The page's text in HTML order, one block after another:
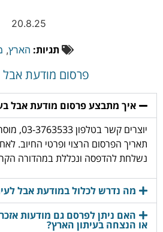
20.8.25
תגיות: הארץ,
פרסום מודעת
איך מתבצע פרסום מודעת אבל
יוצרים
תאריך הפרסום הרצוי ופרטי החיוב.
נשלחת להדפסה ונכללת במהדורה
מה נדרש לכלול במודעת אבל
האם ניתן לפרסם גם מודעות
או הנצחה בעיתון הארץ?